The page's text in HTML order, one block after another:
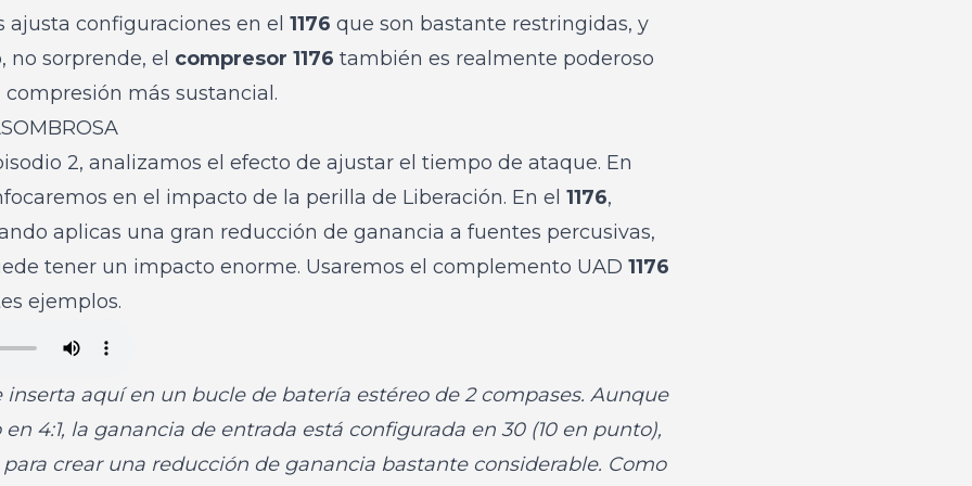
ajusta configuraciones en el 1176 que son bastante restringidas, y
no sorprende, el compresor 1176 también es realmente poderoso
más sustancial.
2, analizamos el efecto de ajustar el tiempo de ataque. En
en el impacto de la perilla de Liberación. En el 1176,
aplicas una gran reducción de ganancia a fuentes percusivas,
tener un impacto enorme. Usaremos el complemento UAD 1176
ejemplos.
inserta aquí en un bucle de batería estéreo de 2 compases. Aunque
4:1, la ganancia de entrada está configurada en 30 (10 en punto),
crear una reducción de ganancia bastante considerable. Como